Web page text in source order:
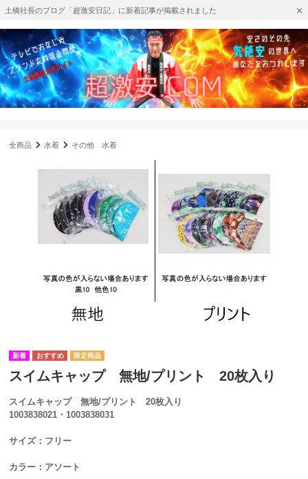
土橋社長のブログ「超激安日記」に新着記事が掲載されました
全商品 水着 その他 水着
スイムキャップ 無地/プリント 20枚入り
スイムキャップ 無地/プリント 20枚入り
1003838021・1003838031
サイズ：フリー
カラー：アソート